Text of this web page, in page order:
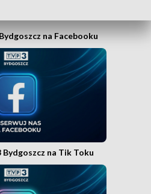
na Facebooku
na Tik Toku